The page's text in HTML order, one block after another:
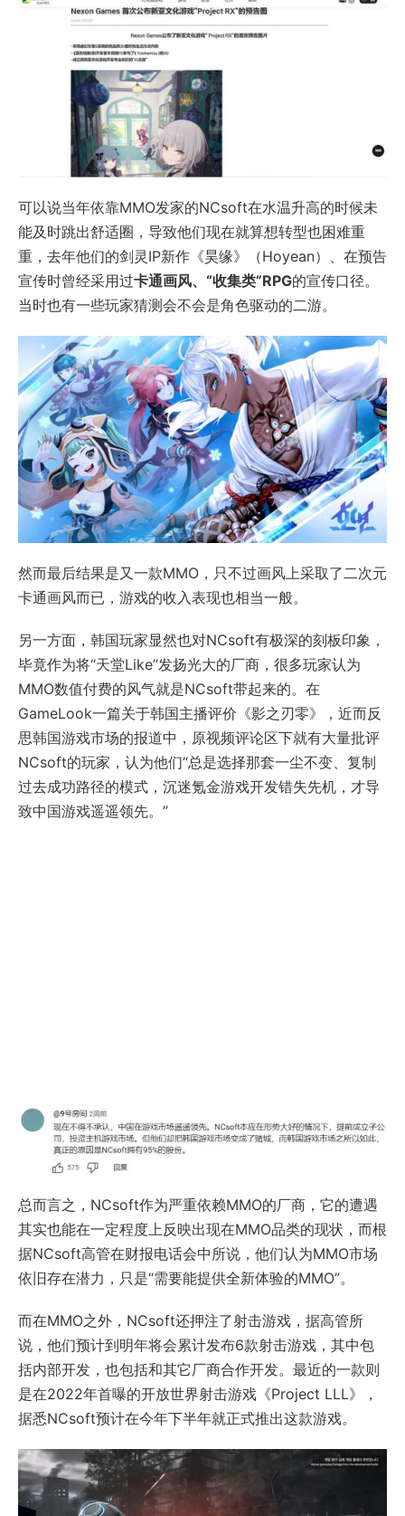
可以说当年依靠MMO发家的NCsoft在水温升高的时候未
能及时跳出舒适圈，导致他们现在就算想转型也困难重
重，去年他们的剑灵IP新作《昊缘》（Hoyean）、在预告
宣传时曾经采用过卡通画风、“收集类”RPG的宣传口径。
当时也有一些玩家猜测会不会是角色驱动的二游。
然而最后结果是又一款MMO，只不过画风上采取了二次元
卡通画风而已，游戏的收入表现也相当一般。
另一方面，韩国玩家显然也对NCsoft有极深的刻板印象，
毕竟作为将“天堂Like”发扬光大的厂商，很多玩家认为
MMO数值付费的风气就是NCsoft带起来的。在
GameLook一篇关于韩国主播评价《影之刃零》，近而反
思韩国游戏市场的报道中，原视频评论区下就有大量批评
NCsoft的玩家，认为他们“总是选择那套一尘不变、复制
过去成功路径的模式，沉迷氪金游戏开发错失先机，才导
致中国游戏遥遥领先。”
总而言之，NCsoft作为严重依赖MMO的厂商，它的遭遇
其实也能在一定程度上反映出现在MMO品类的现状，而根
据NCsoft高管在财报电话会中所说，他们认为MMO市场
依旧存在潜力，只是“需要能提供全新体验的MMO”。
而在MMO之外，NCsoft还押注了射击游戏，据高管所
说，他们预计到明年将会累计发布6款射击游戏，其中包
括内部开发，也包括和其它厂商合作开发。最近的一款则
是在2022年首曝的开放世界射击游戏《Project LLL》，
据悉NCsoft预计在今年下半年就正式推出这款游戏。